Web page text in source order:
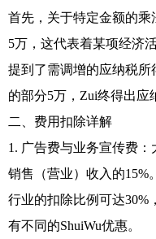
首先，关于特定金额的
5万，这代表着某项经济
提到了需调增的应纳税所
的部分5万，Zui终得出应
二、费用扣除详解
1. 广告费与业务宣传费
销售（营业）收入的15%
行业的扣除比例可达30%
有不同的ShuiWu优惠。